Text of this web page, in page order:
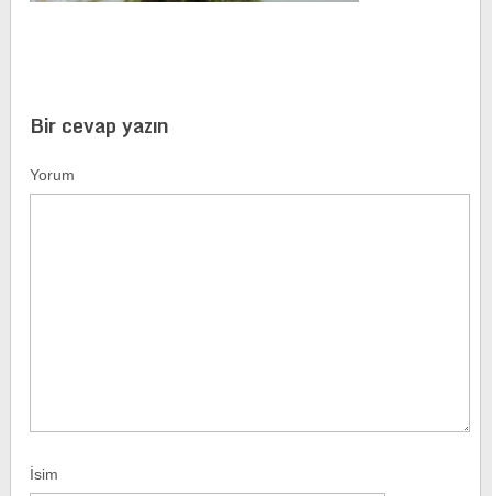
Bir cevap yazın
Yorum
İsim